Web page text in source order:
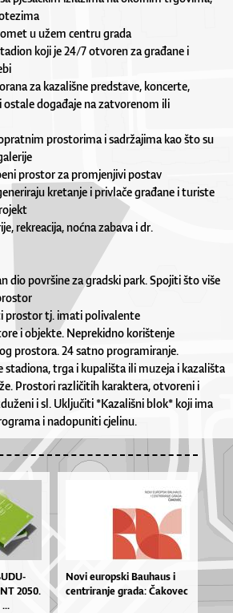
u užem centru grada
koji je 24/7 otvoren za građane i
za kazališne predstave, koncerte,
ostale događaje na zatvorenom ili
prostorima i sadržajima kao što su
prostor za promjenjivi postav
kretanje i privlače građane i turiste
rekreacija, noćna zabava i dr.
dio površine za gradski park. Spojiti što više
prostor tj. imati polivalente
i objekte. Neprekidno korištenje
prostora. 24 satno programiranje.
stadiona, trga i kupališta ili muzeja i kazališta
Prostori različitih karaktera, otvoreni i
i sl. Uključiti *Kazališni blok* koji ima
i nadopuniti cjelinu.
2050.
No­vi eu­rop­ski Ba­u­ha­us i
cen­tri­ra­nje gra­da: Ča­ko­vec